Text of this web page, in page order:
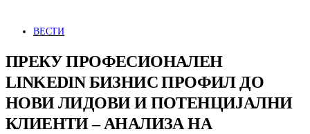
ВЕСТИ
ПРЕКУ ПРОФЕСИОНАЛЕН
LINKEDIN БИЗНИС ПРОФИЛ ДО
НОВИ ЛИДОВИ И ПОТЕНЦИЈАЛНИ
КЛИЕНТИ – АНАЛИЗА НА